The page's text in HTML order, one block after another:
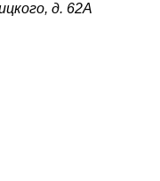
д. 62А